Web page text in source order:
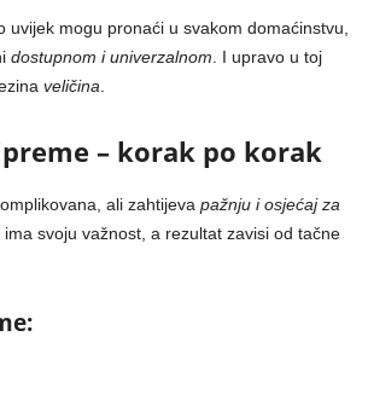
uvijek mogu pronaći u svakom domaćinstvu,
dostupnom i univerzalnom . I upravo u toj
veličina
– korak po korak
ali zahtijeva pažnju i osjećaj za
ima svoju važnost, a rezultat zavisi od tačne